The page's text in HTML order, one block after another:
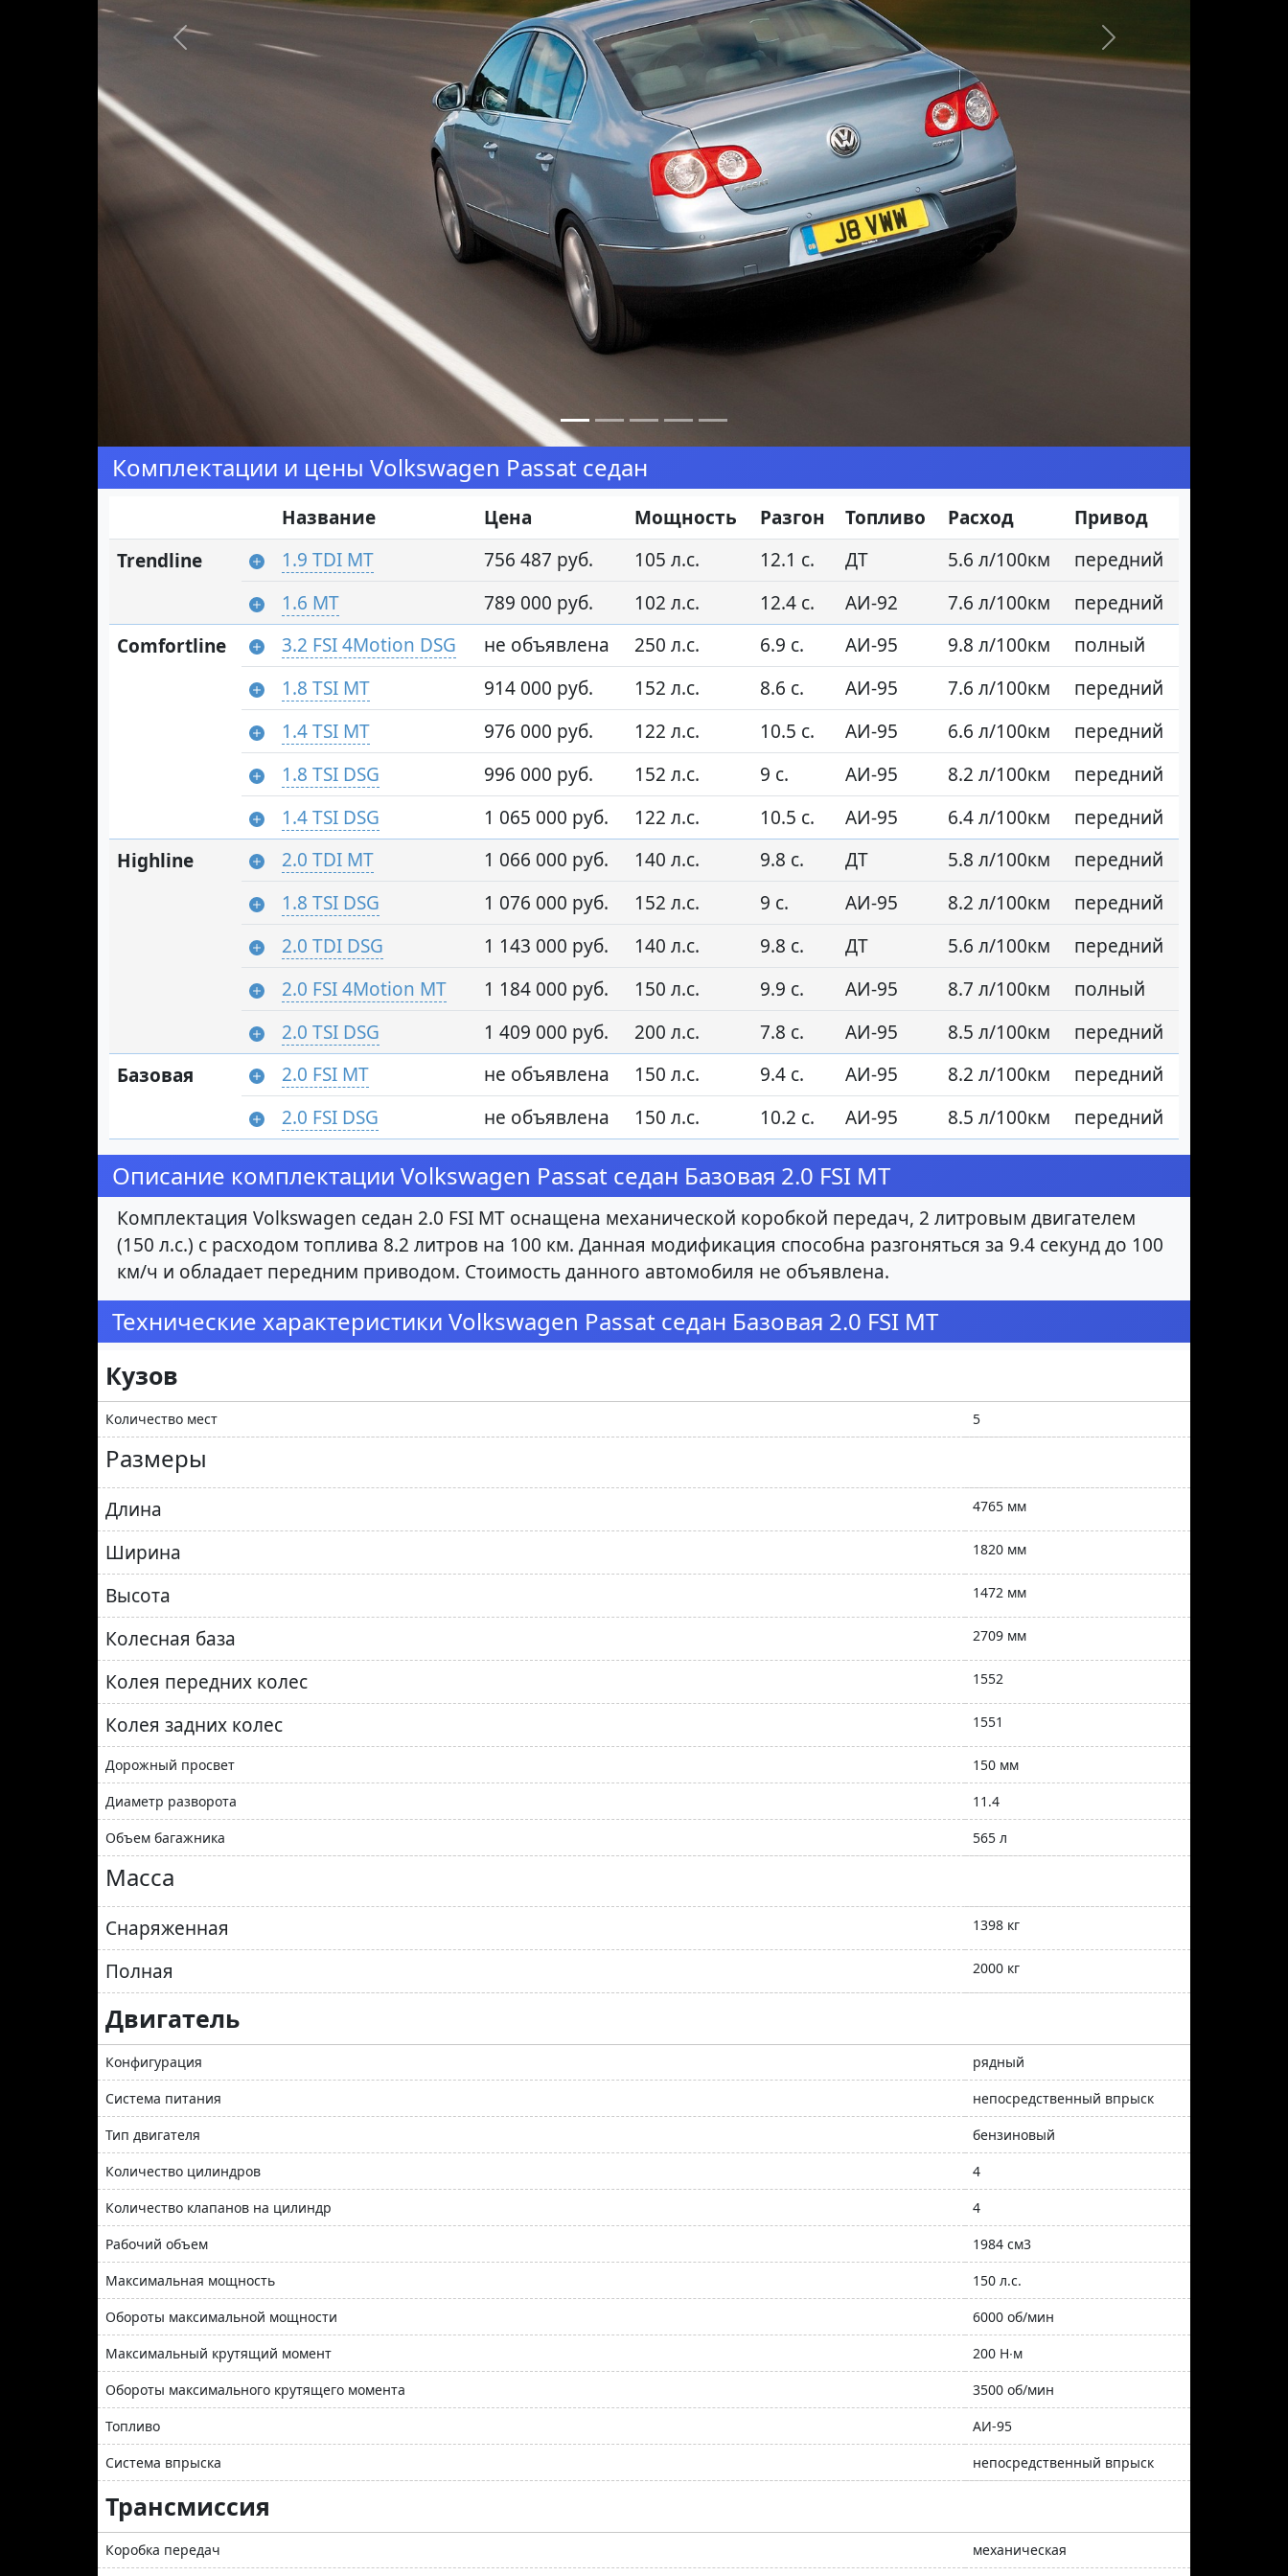
Предыдущая Следующая
Комплектации и цены Volkswagen Passat седан
Название Цена Мощность Разгон Топливо Расход
Привод
Trendline
1.9 TDI MT 756 487 руб. 105 л.с. 12.1 с. ДТ 5.6 л/100км
передний
1.6 MT
789 000 руб. 102 л.с. 12.4 с. АИ-92 7.6 л/100км
передний
Comfortline
3.2 FSI 4Motion DSG не объявлена 250 л.с. 6.9 с. АИ-95 9.8 л/100км
полный
1.8 TSI MT
914 000 руб. 152 л.с. 8.6 с. АИ-95 7.6 л/100км
передний
1.4 TSI MT
976 000 руб. 122 л.с. 10.5 с. АИ-95 6.6 л/100км
передний
1.8 TSI DSG
996 000 руб. 152 л.с. 9 с. АИ-95 8.2 л/100км
передний
1.4 TSI DSG
1 065 000 руб. 122 л.с. 10.5 с. АИ-95 6.4 л/100км
передний
Highline
2.0 TDI MT 1 066 000 руб. 140 л.с. 9.8 с. ДТ 5.8 л/100км
передний
1.8 TSI DSG
1 076 000 руб. 152 л.с. 9 с. АИ-95 8.2 л/100км
передний
2.0 TDI DSG
1 143 000 руб. 140 л.с. 9.8 с. ДТ 5.6 л/100км
передний
2.0 FSI 4Motion MT
1 184 000 руб. 150 л.с. 9.9 с. АИ-95 8.7 л/100км
полный
2.0 TSI DSG
1 409 000 руб. 200 л.с. 7.8 с. АИ-95 8.5 л/100км
передний
Базовая
2.0 FSI MT не объявлена 150 л.с. 9.4 с. АИ-95 8.2 л/100км
передний
2.0 FSI DSG
не объявлена 150 л.с. 10.2 с. АИ-95 8.5 л/100км передний
Описание комплектации Volkswagen Passat седан Базовая 2.0 FSI MT
Комплектация Volkswagen седан 2.0 FSI MT оснащена механической коробкой передач, 2 литровым двигателем
(150 л.с.) с расходом топлива 8.2 литров на 100 км. Данная модификация способна разгоняться за 9.4 секунд до 100
км/ч и обладает передним приводом. Стоимость данного автомобиля не объявлена.
Технические характеристики Volkswagen Passat седан Базовая 2.0 FSI MT
Кузов
Количество мест 5
Размеры
Длина 4765 мм
Ширина 1820 мм
Высота 1472 мм
Колесная база 2709 мм
Колея передних колес 1552
Колея задних колес 1551
Дорожный просвет
150 мм
Диаметр разворота
11.4
Объем багажника
565 л
Масса
Снаряженная 1398 кг
Полная 2000 кг
Двигатель
Конфигурация
рядный
Система питания
непосредственный впрыск
Тип двигателя
бензиновый
Количество цилиндров
4
Количество клапанов на цилиндр
4
Рабочий объем
1984 см3
Максимальная мощность
150 л.с.
Обороты максимальной мощности
6000 об/мин
Максимальный крутящий момент
200 Н∙м
Обороты максимального крутящего момента
3500 об/мин
Топливо
АИ-95
Система впрыска
непосредственный впрыск
Трансмиссия
Коробка передач механическая